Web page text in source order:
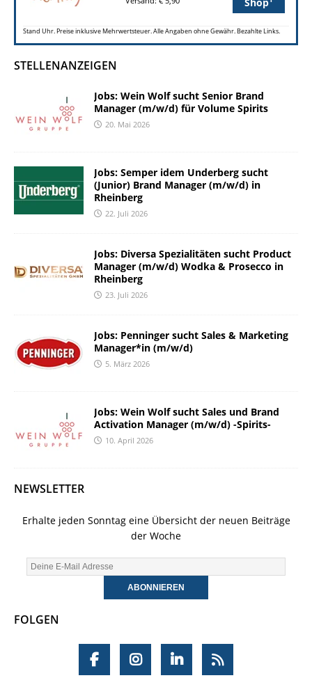
Stand Uhr. Preise inklusive Mehrwertsteuer. Alle Angaben ohne Gewähr. Bezahlte Links.
STELLENANZEIGEN
Jobs: Wein Wolf sucht Senior Brand
Manager (m/w/d) für Volume Spirits
20. Mai 2026
Jobs: Semper idem Underberg sucht
(Junior) Brand Manager (m/w/d) in
Rheinberg
22. Juli 2026
Jobs: Diversa Spezialitäten sucht Product
Manager (m/w/d) Wodka & Prosecco in
Rheinberg
23. Juli 2026
Jobs: Penninger sucht Sales & Marketing
Manager*in (m/w/d)
5. März 2026
Jobs: Wein Wolf sucht Sales und Brand
Activation Manager (m/w/d) -Spirits-
10. April 2026
NEWSLETTER
Erhalte jeden Sonntag eine Übersicht der neuen Beiträge
der Woche
FOLGEN